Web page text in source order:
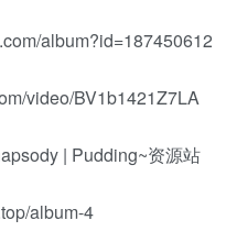
album?id=187450612
video/BV1b1421Z7LA
| Pudding~资源站
album-4